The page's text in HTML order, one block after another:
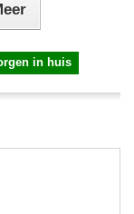
in huis